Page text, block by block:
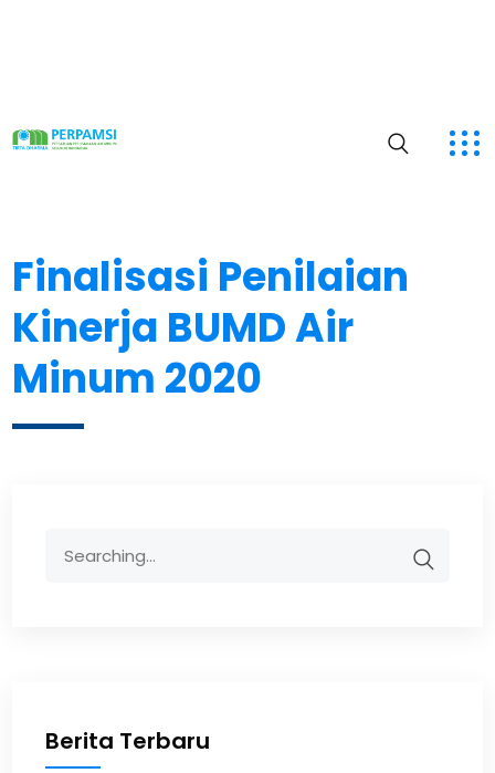
Finalisasi Penilaian
Kinerja BUMD Air
Minum 2020
Berita Terbaru